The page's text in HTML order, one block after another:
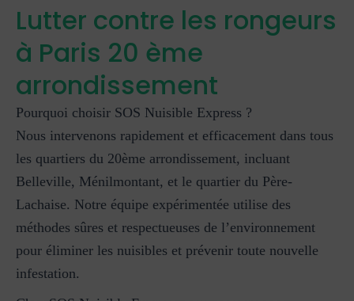
Lutter contre les rongeurs
à Paris 20 ème
arrondissement
Pourquoi choisir SOS Nuisible Express ?
Nous intervenons rapidement et efficacement dans tous
les quartiers du 20ème arrondissement, incluant
Belleville, Ménilmontant, et le quartier du Père-
Lachaise. Notre équipe expérimentée utilise des
méthodes sûres et respectueuses de l’environnement
pour éliminer les nuisibles et prévenir toute nouvelle
infestation.